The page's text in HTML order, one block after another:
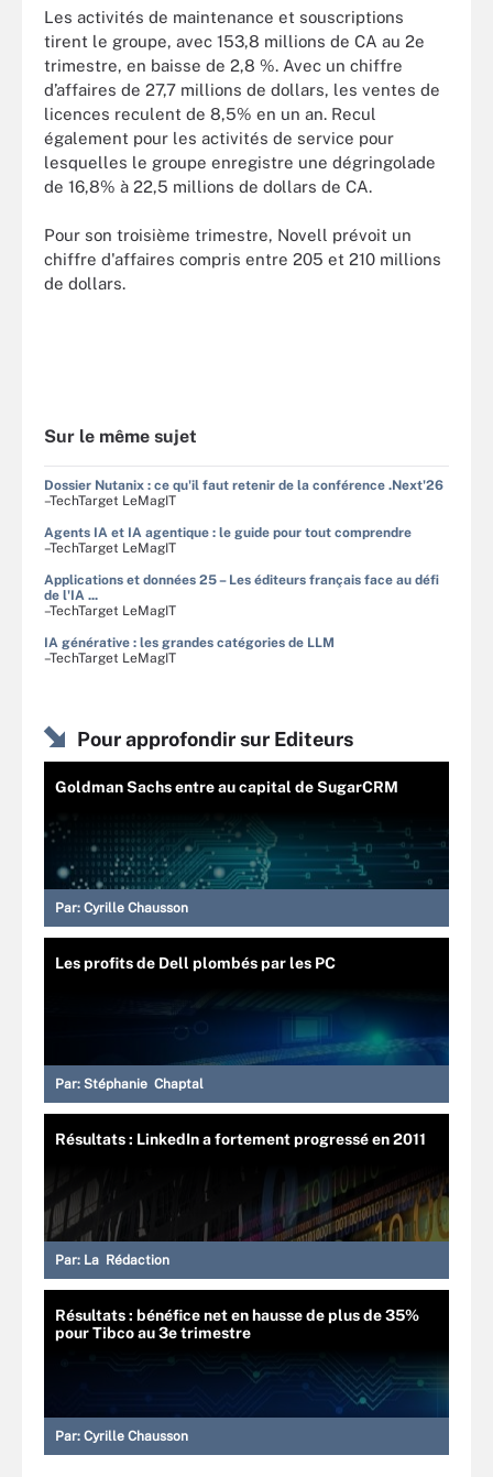
Les activités de maintenance et souscriptions
tirent le groupe, avec 153,8 millions de CA au 2e
trimestre, en baisse de 2,8 %. Avec un chiffre
d’affaires de 27,7 millions de dollars, les ventes de
licences reculent de 8,5% en un an. Recul
également pour les activités de service pour
lesquelles le groupe enregistre une dégringolade
de 16,8% à 22,5 millions de dollars de CA.
Pour son troisième trimestre, Novell prévoit un
chiffre d'affaires compris entre 205 et 210 millions
de dollars.
Sur le même sujet
Dossier Nutanix : ce qu'il faut retenir de la conférence .Next'26
–TechTarget LeMagIT
Agents IA et IA agentique : le guide pour tout comprendre
–TechTarget LeMagIT
Applications et données 25 – Les éditeurs français face au défi
de l'IA ...
–TechTarget LeMagIT
IA générative : les grandes catégories de LLM
–TechTarget LeMagIT
Pour approfondir sur Editeurs
Goldman Sachs entre au capital de SugarCRM
Par: Cyrille Chausson
Les profits de Dell plombés par les PC
Par: Stéphanie Chaptal
Résultats : LinkedIn a fortement progressé en 2011
Par: La Rédaction
Résultats : bénéfice net en hausse de plus de 35%
pour Tibco au 3e trimestre
Par: Cyrille Chausson